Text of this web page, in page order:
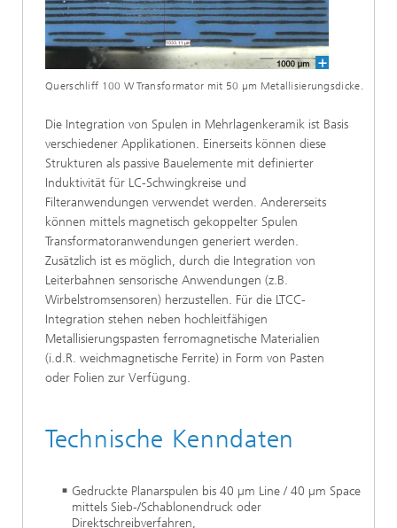
Querschliff 100 W Transformator mit 50 µm Metallisierungsdicke.
Die Integration von Spulen in Mehrlagenkeramik ist Basis
verschiedener Applikationen. Einerseits können diese
Strukturen als passive Bauelemente mit definierter
Induktivität für LC-Schwingkreise und
Filteranwendungen verwendet werden. Andererseits
können mittels magnetisch gekoppelter Spulen
Transformatoranwendungen generiert werden.
Zusätzlich ist es möglich, durch die Integration von
Leiterbahnen sensorische Anwendungen (z.B.
Wirbelstromsensoren) herzustellen. Für die LTCC-
Integration stehen neben hochleitfähigen
Metallisierungspasten ferromagnetische Materialien
(i.d.R. weichmagnetische Ferrite) in Form von Pasten
oder Folien zur Verfügung.
Technische Kenndaten
Gedruckte Planarspulen bis 40 µm Line / 40 µm Space
mittels Sieb-/Schablonendruck oder
Direktschreibverfahren,